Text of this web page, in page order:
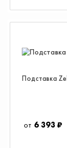
Подставка
6 393 ₽